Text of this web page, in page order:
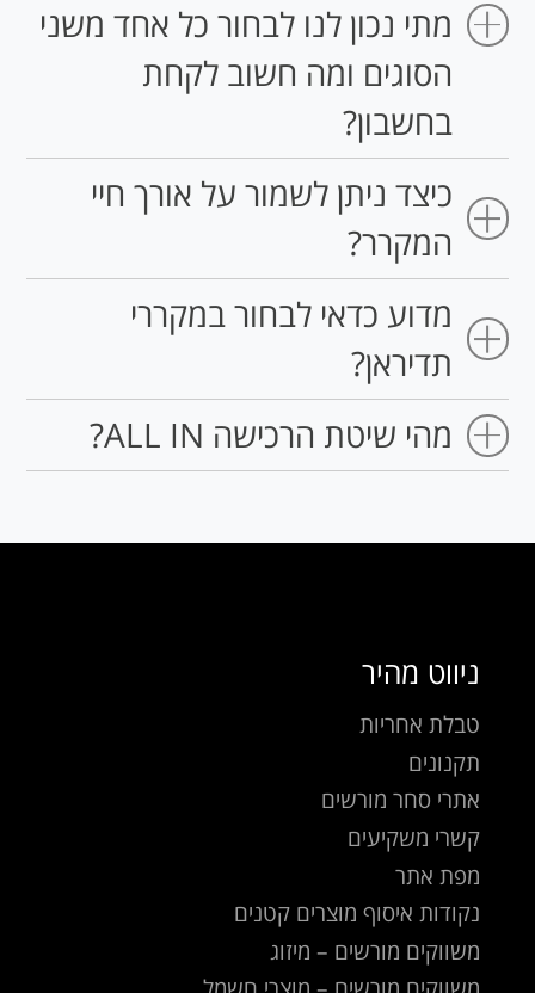
מתי נכון לנו לבחור כל אחד משני
הסוגים ומה חשוב לקחת
בחשבון?
כיצד ניתן לשמור על אורך חיי
המקרר?
מדוע כדאי לבחור במקררי
תדיראן?
מהי שיטת הרכישה ALL IN?
ניווט מהיר
טבלת אחריות
תקנונים
אתרי סחר מורשים
קשרי משקיעים
מפת אתר
נקודות איסוף מוצרים קטנים
משווקים מורשים – מיזוג